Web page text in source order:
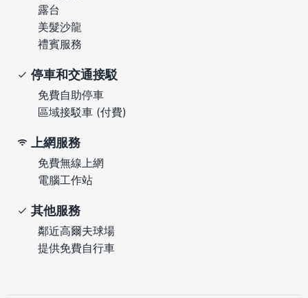
露台
美髮沙龍
禮賓服務
停車和交通接駁
免費自助停車
區域接駁車 (付費)
上網服務
免費無線上網
電腦工作站
其他服務
鄰近高爾夫球場
提供免費自行車